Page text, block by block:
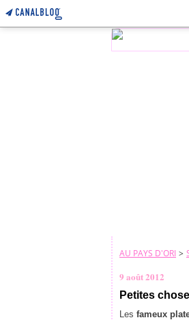
AU PAYS D'ORI >
9 août 2012
Petites
Les fameux